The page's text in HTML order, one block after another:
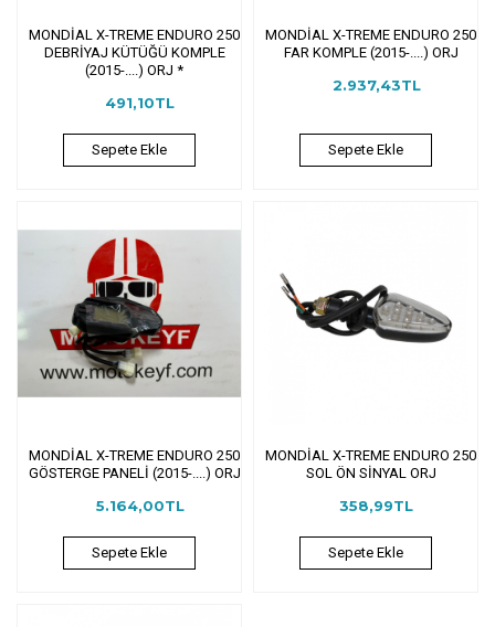
MONDİAL X-TREME ENDURO 250
DEBRİYAJ KÜTÜĞÜ KOMPLE
(2015-....) ORJ *
491,10TL
Sepete Ekle
MONDİAL X-TREME ENDURO 250
FAR KOMPLE (2015-....) ORJ
2.937,43TL
Sepete Ekle
MONDİAL X-TREME ENDURO 250
GÖSTERGE PANELİ (2015-....) ORJ
5.164,00TL
Sepete Ekle
MONDİAL X-TREME ENDURO 250
SOL ÖN SİNYAL ORJ
358,99TL
Sepete Ekle